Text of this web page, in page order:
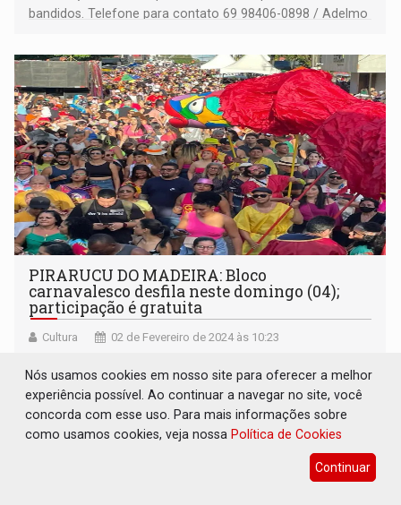
bandidos. Telefone para contato 69 98406-0898 / Adelmo
PIRARUCU DO MADEIRA: Bloco
carnavalesco desfila neste domingo (04);
participação é gratuita
Cultura 02 de Fevereiro de 2024 às 10:23
Bamba do Samba pela Federação Nacional das Escolas de
Samba no ano passado
Nós usamos cookies em nosso site para oferecer a melhor
experiência possível. Ao continuar a navegar no site, você
concorda com esse uso. Para mais informações sobre
como usamos cookies, veja nossa Política de Cookies
Continuar